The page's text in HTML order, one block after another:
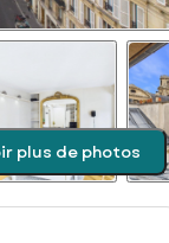
plus de photos